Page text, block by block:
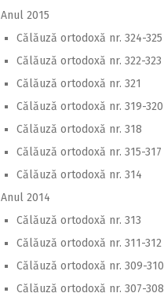
Anul 2015
Călăuză ortodoxă nr. 324-325
Călăuză ortodoxă nr. 322-323
Călăuză ortodoxă nr. 321
Călăuză ortodoxă nr. 319-320
Călăuză ortodoxă nr. 318
Călăuză ortodoxă nr. 315-317
Călăuză ortodoxă nr. 314
Anul 2014
Călăuză ortodoxă nr. 313
Călăuză ortodoxă nr. 311-312
Călăuză ortodoxă nr. 309-310
Călăuză ortodoxă nr. 307-308